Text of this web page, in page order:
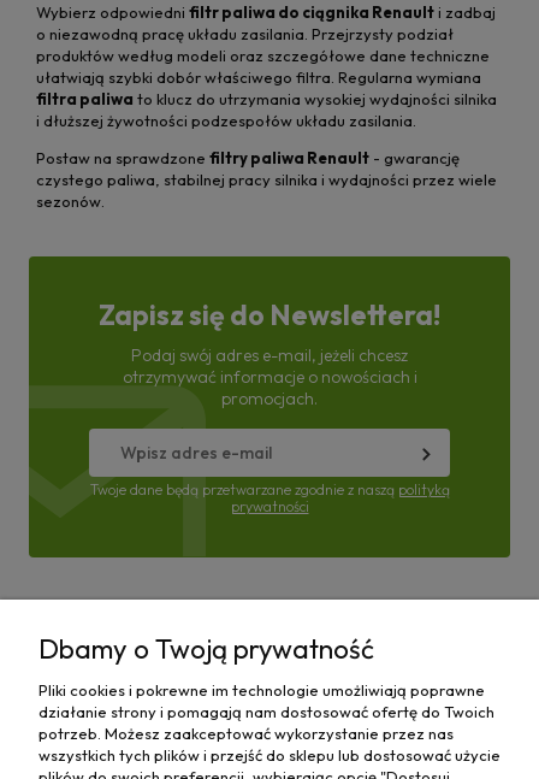
Wybierz odpowiedni filtr paliwa do ciągnika Renault i zadbaj
o niezawodną pracę układu zasilania. Przejrzysty podział
produktów według modeli oraz szczegółowe dane techniczne
ułatwiają szybki dobór właściwego filtra. Regularna wymiana
filtra paliwa to klucz do utrzymania wysokiej wydajności silnika
i dłuższej żywotności podzespołów układu zasilania.
Postaw na sprawdzone filtry paliwa Renault - gwarancję
czystego paliwa, stabilnej pracy silnika i wydajności przez wiele
sezonów.
Zapisz się do Newslettera!
Podaj swój adres e-mail, jeżeli chcesz
otrzymywać informacje o nowościach i
promocjach.
Twoje dane będą przetwarzane zgodnie z naszą polityką
prywatności
Moje konto
Płatności i dostawa
Dbamy o Twoją prywatność
Pliki cookies i pokrewne im technologie umożliwiają poprawne
działanie strony i pomagają nam dostosować ofertę do Twoich
potrzeb. Możesz zaakceptować wykorzystanie przez nas
wszystkich tych plików i przejść do sklepu lub dostosować użycie